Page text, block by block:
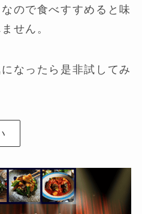
ので食べすすめると味
せん。
なったら是非試してみ